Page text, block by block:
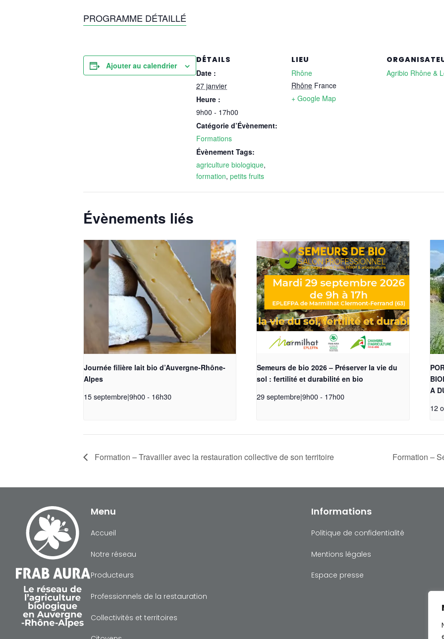
PROGRAMME DÉTAILLÉ
Ajouter au calendrier
DÉTAILS
Date :
27 janvier
Heure :
9h00 - 17h00
Catégorie d’Évènement:
Formations
Évènement Tags:
agriculture biologique,
formation, petits fruits
LIEU
Rhône
Rhône France
+ Google Map
Agribio Rhône &
Évènements liés
Journée filière lait bio d’Auvergne-Rhône-
Alpes
15 septembre|9h00- 16h30
Semeurs de bio 2026 – Préserver la vie du
sol : fertilité et durabilité en bio
29 septembre|9h00 - 17h00
A
12
Formation – Travailler avec la restauration collective de son territoire Formation –
Menu
Accueil
Notre réseau
Producteurs
Professionnels de la restauration
Collectivités et territoires
Informations
Politique de confidentialité
Mentions légales
Espace presse